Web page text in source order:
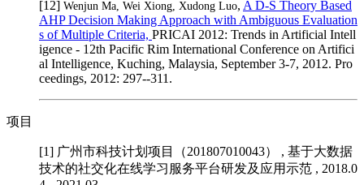
[12] Wenjun Ma, Wei Xiong, Xudong Luo, A D-S Theory Based
AHP Decision Making Approach with Ambiguous Evaluation
s of Multiple Criteria, PRICAI 2012: Trends in Artificial Intell
igence - 12th Pacific Rim International Conference on Artifici
al Intelligence, Kuching, Malaysia, September 3-7, 2012. Pro
ceedings, 2012: 297--311.
项目
[1] 广州市科技计划项目（201807010043） , 基于大数据
技术的社交化在线学习服务平台研发及应用示范 , 2018.0